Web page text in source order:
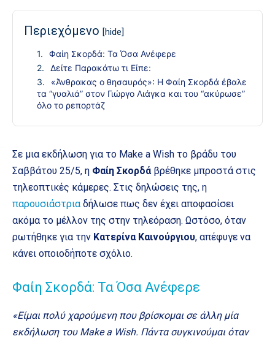
Περιεχόμενο [hide]
Φαίη Σκορδά: Τα Όσα Ανέφερε
Δείτε Παρακάτω τι Είπε:
«Άνθρακας ο θησαυρός»: Η Φαίη Σκορδά έβαλε
τα “γυαλιά” στον Γιώργο Λιάγκα και του “ακύρωσε”
όλο το ρεπορτάζ
Σε μια εκδήλωση για το Make a Wish το βράδυ του
Σαββάτου 25/5, η Φαίη Σκορδάβρέθηκε μπροστά στις
τηλεοπτικές κάμερες. Στις δηλώσεις της, η
παρουσιάστριαδήλωσε πως δεν έχει αποφασίσει
ακόμα το μέλλον της στην τηλεόραση. Ωστόσο, όταν
ρωτήθηκε για την Κατερίνα Καινούργιου, απέφυγε να
κάνει οποιοδήποτε σχόλιο.
Φαίη Σκορδά: Τα Όσα Ανέφερε
«Είμαι πολύ χαρούμενη που βρίσκομαι σε άλλη μία
εκδήλωση του Make a Wish. Πάντα συγκινούμαι όταν